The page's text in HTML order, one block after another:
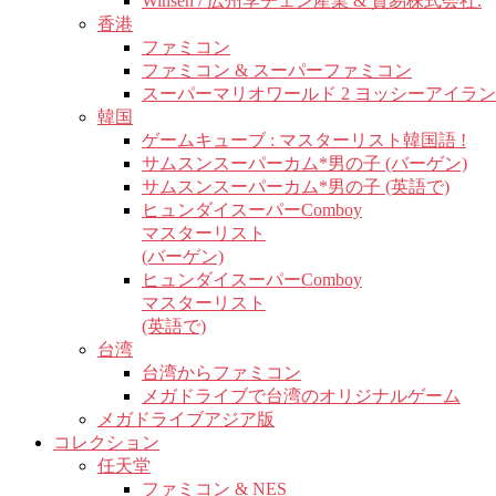
香港
ファミコン
ファミコン & スーパーファミコン
スーパーマリオワールド 2 ヨッシーアイラ
韓国
ゲームキューブ : マスターリスト韓国語 !
サムスンスーパーカム*男の子 (バーゲン)
サムスンスーパーカム*男の子 (英語で)
ヒュンダイスーパーComboy
マスターリスト
(バーゲン)
ヒュンダイスーパーComboy
マスターリスト
(英語で)
台湾
台湾からファミコン
メガドライブで台湾のオリジナルゲーム
メガドライブアジア版
コレクション
任天堂
ファミコン & NES